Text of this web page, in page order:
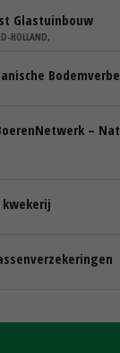
Glastuinbouw
HOLLAND,
–